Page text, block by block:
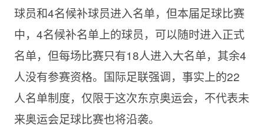
球员和4名候补球员进入名单，但本届足球比赛
中，4名候补名单上的球员，可以随时进入正式
名单，但每场比赛只有18人进入大名单，其余4
人没有参赛资格。国际足联强调，事实上的22
人名单制度，仅限于这次东京奥运会，不代表未
来奥运会足球比赛也将沿袭。